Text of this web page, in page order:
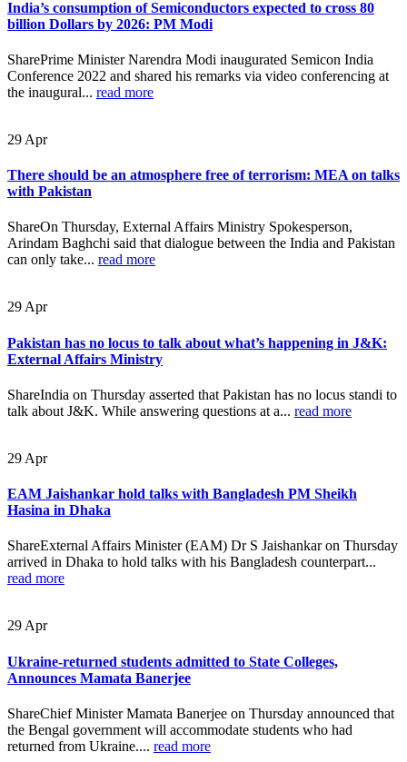
India’s consumption of Semiconductors expected to cross 80
billion Dollars by 2026: PM Modi
SharePrime Minister Narendra Modi inaugurated Semicon India
Conference 2022 and shared his remarks via video conferencing at
the inaugural... read more
29 Apr
There should be an atmosphere free of terrorism: MEA on talks
with Pakistan
ShareOn Thursday, External Affairs Ministry Spokesperson,
Arindam Baghchi said that dialogue between the India and Pakistan
can only take... read more
29Apr
Pakistan has no locus to talk about what’s happening in J&K:
External Affairs Ministry
ShareIndia on Thursday asserted that Pakistan has no locus standi to
talk about J&K. While answering questions at a... read more
29 Apr
EAM Jaishankar hold talks with Bangladesh PM Sheikh
Hasina in Dhaka
ShareExternal Affairs Minister (EAM) Dr S Jaishankar on Thursday
arrived in Dhaka to hold talks with his Bangladesh counterpart...
read more
29Apr
Ukraine-returned students admitted to State Colleges,
Announces Mamata Banerjee
ShareChief Minister Mamata Banerjee on Thursday announced that
the Bengal government will accommodate students who had
returned from Ukraine.... read more